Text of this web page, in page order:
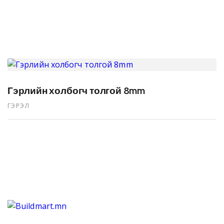
Гэрлийн холбогч толгой 8mm
ГЭРЭЛ